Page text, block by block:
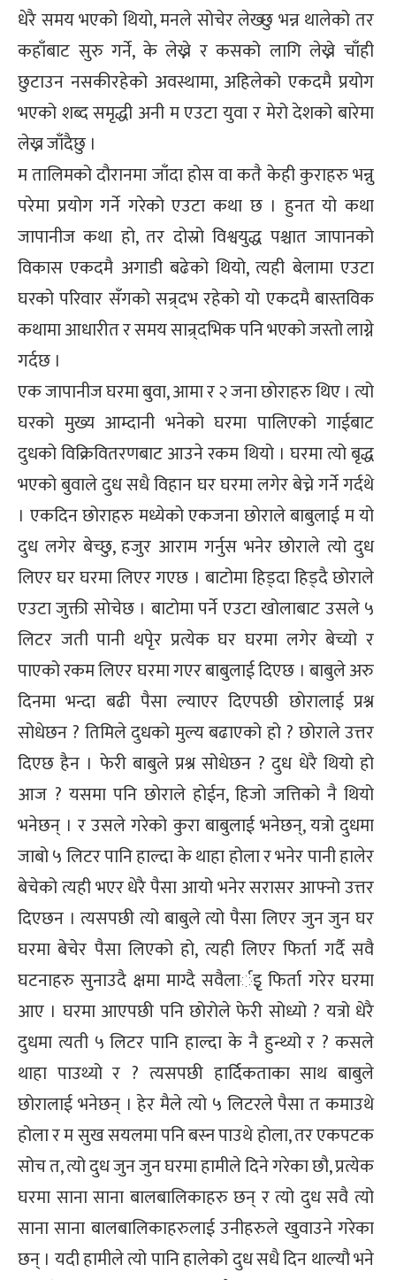
धेरै समय भएको थियो, मनले सोचेर लेख्छु भन्न थालेको तर
कहाँबाट सुरु गर्ने, के लेख्ने र कसको लागि लेख्ने चाँही
छुटाउन नसकीरहेको अवस्थामा, अहिलेको एकदमै प्रयोग
भएको शब्द समृद्धी अनी म एउटा युवा र मेरो देशको बारेमा
लेख्न जाँदैछु ।
म तालिमको दौरानमा जाँदा होस वा कतै केही कुराहरु भन्नु
परेमा प्रयोग गर्ने गरेको एउटा कथा छ । हुनत यो कथा
जापानीज कथा हो, तर दोस्रो विश्वयुद्ध पश्चात जापानको
विकास एकदमै अगाडी बढेको थियो, त्यही बेलामा एउटा
घरको परिवार सँगको सन्र्दभ रहेको यो एकदमै बास्तविक
कथामा आधारीत र समय सान्र्दभिक पनि भएको जस्तो लाग्ने
गर्दछ ।
एक जापानीज घरमा बुवा, आमा र २ जना छोराहरु थिए । त्यो
घरको मुख्य आम्दानी भनेको घरमा पालिएको गाईबाट
दुधको विक्रिवितरणबाट आउने रकम थियो । घरमा त्यो बृद्ध
भएको बुवाले दुध सधै विहान घर घरमा लगेर बेच्ने गर्ने गर्दथे
। एकदिन छोराहरु मध्येको एकजना छोराले बाबुलाई म यो
दुध लगेर बेच्छु, हजुर आराम गर्नुस भनेर छोराले त्यो दुध
लिएर घर घरमा लिएर गएछ । बाटोमा हिड्दा हिड्दै छोराले
एउटा जुक्ती सोचेछ । बाटोमा पर्ने एउटा खोलाबाट उसले ५
लिटर जती पानी थपृेर प्रत्येक घर घरमा लगेर बेच्यो र
पाएको रकम लिएर घरमा गएर बाबुलाई दिएछ । बाबुले अरु
दिनमा भन्दा बढी पैसा ल्याएर दिएपछी छोरालाई प्रश्न
सोधेछन ? तिमिले दुधको मुल्य बढाएको हो ? छोराले उत्तर
दिएछ हैन । फेरी बाबुले प्रश्न सोधेछन ? दुध धेरै थियो हो
आज ? यसमा पनि छोराले होईन, हिजो जत्तिको नै थियो
भनेछन् । र उसले गरेको कुरा बाबुलाई भनेछन्, यत्रो दुधमा
जाबो ५ लिटर पानि हाल्दा के थाहा होला र भनेर पानी हालेर
बेचेको त्यही भएर धेरै पैसा आयो भनेर सरासर आफ्नो उत्तर
दिएछन । त्यसपछी त्यो बाबुले त्यो पैसा लिएर जुन जुन घर
घरमा बेचेर पैसा लिएको हो, त्यही लिएर फिर्ता गर्दै सवै
घटनाहरु सुनाउदै क्षमा माग्दै सवैलार्इृ फिर्ता गरेर घरमा
आए । घरमा आएपछी पनि छोरोले फेरी सोध्यो ? यत्रो धेरै
दुधमा त्यती ५ लिटर पानि हाल्दा के नै हुन्थ्यो र ? कसले
थाहा पाउथ्यो र ? त्यसपछी हार्दिकताका साथ बाबुले
छोरालाई भनेछन् । हेर मैले त्यो ५ लिटरले पैसा त कमाउथे
होला र म सुख सयलमा पनि बस्न पाउथे होला, तर एकपटक
सोच त, त्यो दुध जुन जुन घरमा हामीले दिने गरेका छौ, प्रत्येक
घरमा साना साना बालबालिकाहरु छन् र त्यो दुध सवै त्यो
साना साना बालबालिकाहरुलाई उनीहरुले खुवाउने गरेका
छन् । यदी हामीले त्यो पानि हालेको दुध सधै दिन थाल्यौ भने